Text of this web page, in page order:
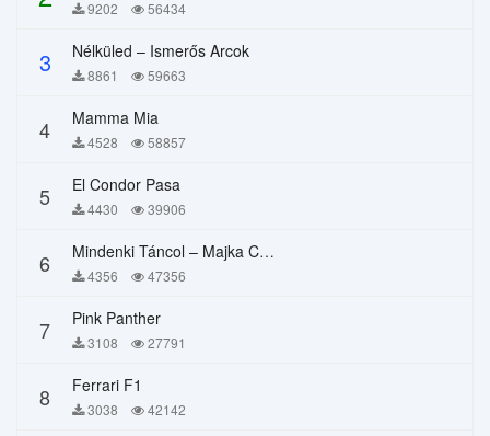
9202 56434
3 Nélküled – Ismerős Arcok
8861 59663
4 Mamma Mia
4528 58857
5 El Condor Pasa
4430 39906
6 Mindenki Táncol – Majka Curtis, Péter Majoros
4356 47356
7 Pink Panther
3108 27791
8 Ferrari F1
3038 42142